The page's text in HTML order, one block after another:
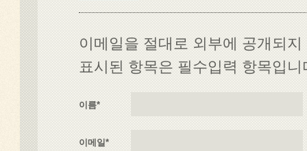
이메일을 절대로 외부에 공개되
표시된 항목은 필수입력 항목입니
이름*
이메일*